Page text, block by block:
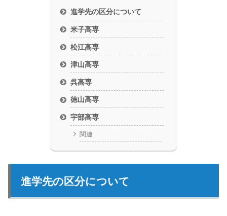
進学先の区分について
米子高専
松江高専
津山高専
呉高専
徳山高専
宇部高専
関連
進学先の区分について